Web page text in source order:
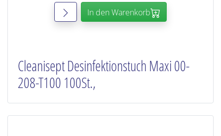
In den Warenkorb
Cleanisept Desinfektionstuch Maxi 00-
208-T100 100St.,